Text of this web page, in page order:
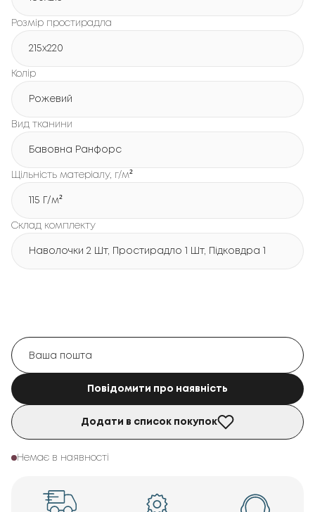
Розмір простирадла
215х220
Колір
Рожевий
Вид тканини
Бавовна Ранфорс
Щільність матеріалу, г/м²
115 Г/м²
Склад комплекту
Наволочки 2 Шт, Простирадло 1 Шт, Підковдра 1 Шт
Повідомити про наявність
Додати в список покупок
Немає в наявності